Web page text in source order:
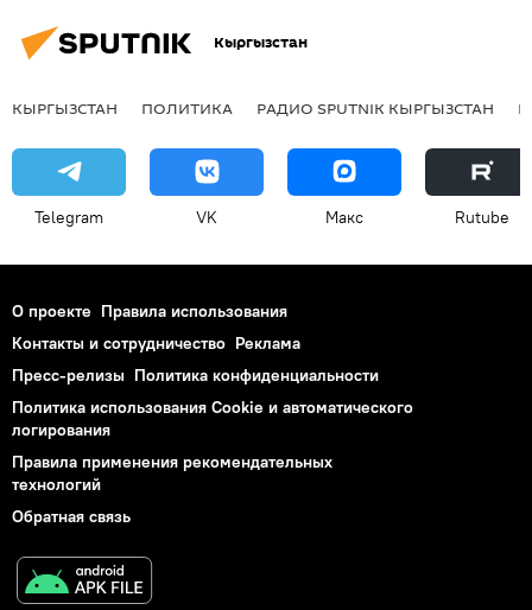
Кыргызстан
КЫРГЫЗСТАН ПОЛИТИКА РАДИО SPUTNIK КЫРГЫЗСТАН
Telegram VK Макс Rutube
О проекте Правила использования
Контакты и сотрудничество Реклама
Пресс-релизы Политика конфиденциальности
Политика использования Cookie и автоматического
логирования
Правила применения рекомендательных
технологий
Обратная связь